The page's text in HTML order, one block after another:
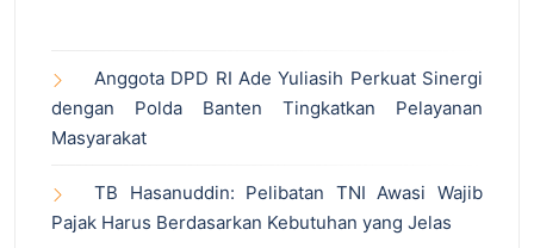
Anggota DPD RI Ade Yuliasih Perkuat Sinergi
dengan Polda Banten Tingkatkan Pelayanan
Masyarakat
TB Hasanuddin: Pelibatan TNI Awasi Wajib
Pajak Harus Berdasarkan Kebutuhan yang Jelas